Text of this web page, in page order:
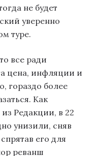
не будет
уверенно
туре.
все ради
цена, инфляции и
гораздо более
Как
Редакции, в 22
унизили, сняв
его для
реванш